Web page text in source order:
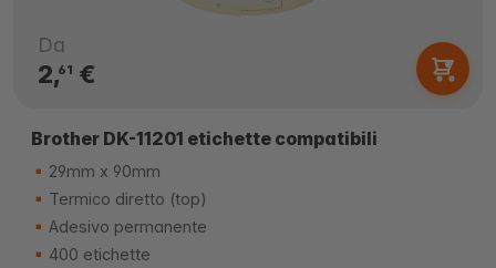
Da
2,61 €
Brother DK-11201 etichette compatibili
29mm x 90mm
Termico diretto (top)
Adesivo permanente
400 etichette